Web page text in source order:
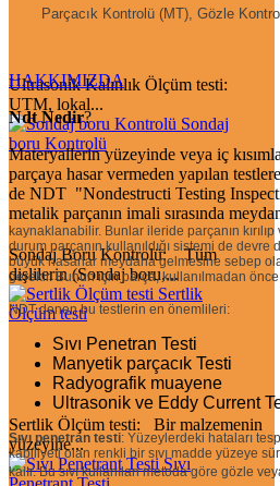
Ultrasonik Kalınlık Ölçüm testi:
UTM, lokal...
Sondaj
boru Kontrolü
Sondaj Boru Kontrolü: Tüm
dişlilerin (Sondaj boru,...
Sertlik
Ölçüm testi
Sertlik Ölçüm testi: Bir malzemenin
yüzeyine...
Sıvı
Parçacık Kontrolü (MT), Gözle
HAKKIMIZDA
Ndt Nedir?
Materyallerin yüzeyinde veya iç
parçaya hasar vermeden yapılan
de NDT "Nondestructi Testing
metalik parçanın imali sırasında
kaynaklanabilir. Bunlar ileride parçanın
durum parçanın kullanıldığı sistemi de devre
büyük hasarlar meydana gelmesine sebep
gerekir. Bunun için parça, kullanılmadan
NDT denen bu testlerin en önemlileri:
Sıvı Penetran Testi
Manyetik parçacık Testi
Radyografik muayene
Ultrasonik ve Eddy Current
Sıvı penetran testi: Yüzeylerdeki hataları
kabiliyeti olan renkli bir sıvı madde yüzeye
kalır. Bu sıvı kullanılan metoda göre gözle